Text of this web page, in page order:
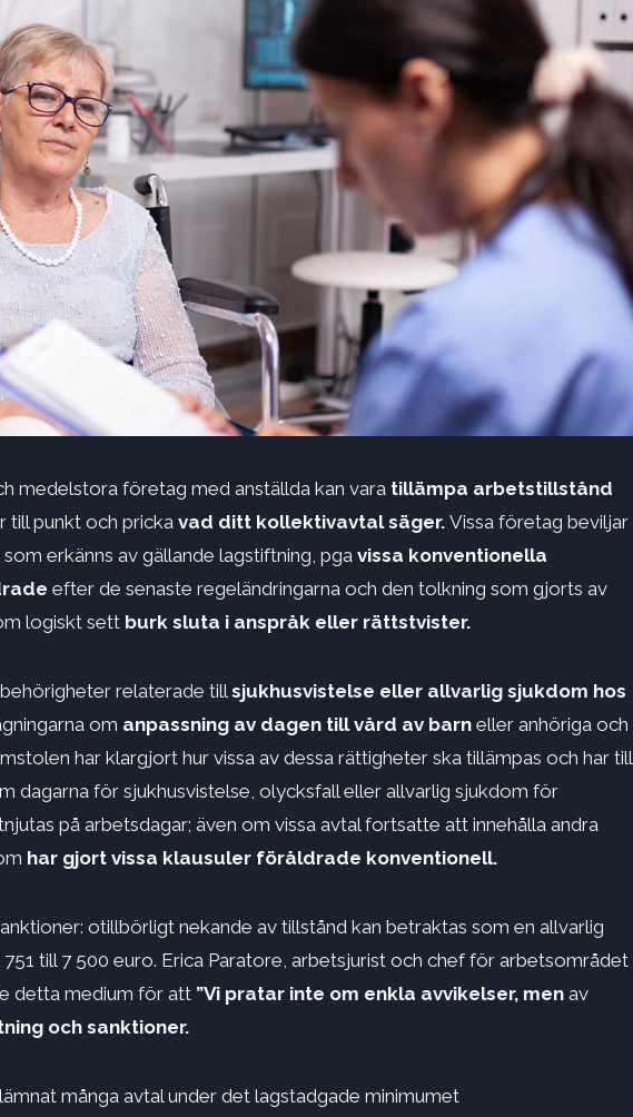
medelstora företag med anställda kan vara tillämpa arbetstillstånd
till punkt och pricka vad ditt kollektivavtal säger. Vissa företag beviljar
erkänns av gällande lagstiftning, pga vissa konventionella
efter de senaste regeländringarna och den tolkning som gjorts av
logiskt sett burk sluta i anspråk eller rättstvister.
relaterade tillsjukhusvistelse eller allvarlig sjukdom hos
om anpassning av dagen till vård av barn eller anhöriga och
har klargjort hur vissa av dessa rättigheter ska tillämpas och har till
dagarna för sjukhusvistelse, olycksfall eller allvarlig sjukdom för
på arbetsdagar; även om vissa avtal fortsatte att innehålla andra
har gjort vissa klausuler föråldrade konventionell.
otillbörligt nekande av tillstånd kan betraktas som en allvarlig
till 7 500 euro. Erica Paratore, arbetsjurist och chef för arbetsområdet
detta medium för att ”Vi pratar inte om enkla avvikelser, men av
och sanktioner.
många avtal under det lagstadgade minimumet